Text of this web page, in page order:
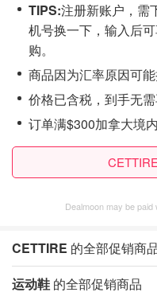
TIPS:注‮新册‬账户，需下载APP，之前买过地址或者手
机号换一下，输入后可享，
购。
商品因为汇率原因可
价格已含税，到手无需
订单满$300加拿大境内
Dealmoon may be
CETTIRE 的全部促销商
运动鞋 的全部促销商品